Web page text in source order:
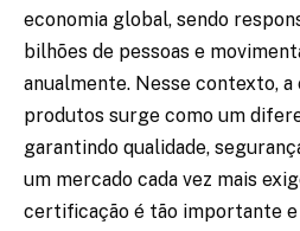
economia global, sendo
bilhões de pessoas e
anualmente. Nesse contexto,
produtos surge como um
garantindo qualidade,
um mercado cada vez mais
certificação é tão importante